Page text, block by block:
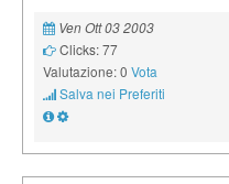
Ven Ott 03 2003
Clicks: 77
Valutazione: 0 Vota
Salva nei Preferiti